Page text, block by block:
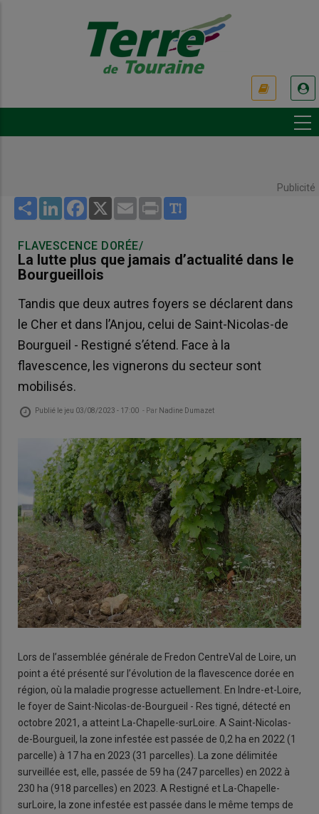
Publicité
Share LinkedInFacebook
X Email Print
FLAVESCENCE DORÉE/
La lutte plus que jamais d’actualité dans le
Bourgueillois
Tandis que deux autres foyers se déclarent dans
le Cher et dans l’Anjou, celui de Saint-Nicolas-de
Bourgueil - Restigné s’étend. Face à la
flavescence, les vignerons du secteur sont
mobilisés.
Publié le jeu 03/08/2023 - 17:00 - Par Nadine Dumazet
Lors de l’assemblée générale de Fredon CentreVal de Loire, un
point a été présenté sur l’évolution de la flavescence dorée en
région, où la maladie progresse actuellement. En Indre-et-Loire,
le foyer de Saint-Nicolas-de-Bourgueil - Res tigné, détecté en
octobre 2021, a atteint La-Chapelle-surLoire. A Saint-Nicolas-
de-Bourgueil, la zone infestée est passée de 0,2 ha en 2022 (1
parcelle) à 17 ha en 2023 (31 parcelles). La zone délimitée
surveillée est, elle, passée de 59 ha (247 parcelles) en 2022 à
230 ha (918 parcelles) en 2023. A Restigné et La-Chapelle-
surLoire, la zone infestée est passée dans le même temps de